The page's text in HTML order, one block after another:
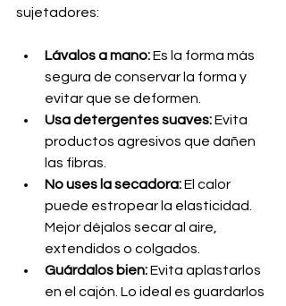
sujetadores:
Lávalos a mano: Es la forma más
segura de conservar la forma y
evitar que se deformen.
Usa detergentes suaves: Evita
productos agresivos que dañen
las fibras.
No uses la secadora: El calor
puede estropear la elasticidad.
Mejor déjalos secar al aire,
extendidos o colgados.
Guárdalos bien: Evita aplastarlos
en el cajón. Lo ideal es guardarlos